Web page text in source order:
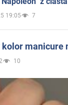
19:05 7
manicure
10